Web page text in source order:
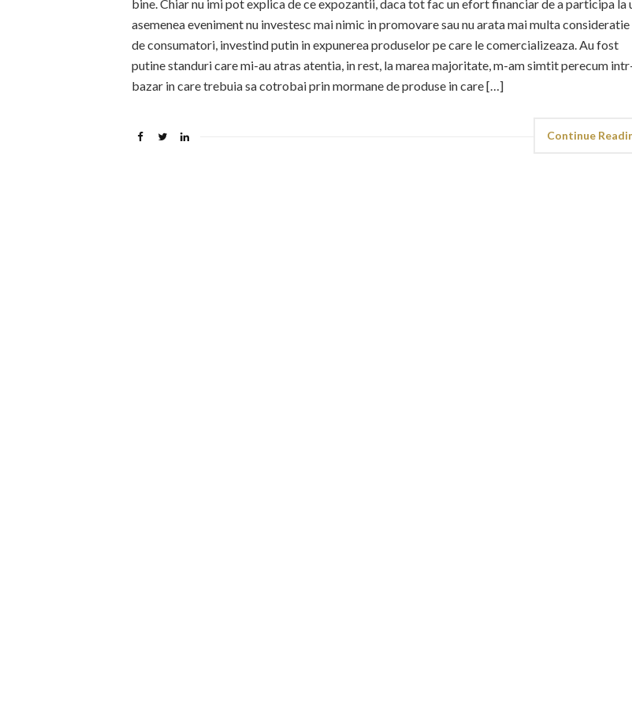
bine. Chiar nu imi pot explica de ce expozantii, daca tot fac un efort financiar de a participa la
asemenea eveniment nu investesc mai nimic in promovare sau nu arata mai multa
de consumatori, investind putin in expunerea produselor pe care le comercializeaza. Au fost
putine standuri care mi-au atras atentia, in rest, la marea majoritate, m-am simtit perecum
bazar in care trebuia sa cotrobai prin mormane de produse in care […]
Continue